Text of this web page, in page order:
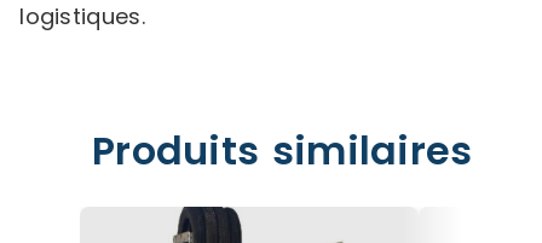
logistiques.
Produits similaires